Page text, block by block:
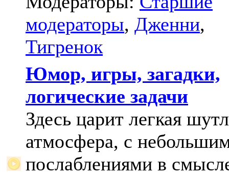
модераторы, Дженни,
Тигренок
Юмор, игры, загадки,
логические задачи
Здесь царит легкая
атмосфера, с
послаблениями в